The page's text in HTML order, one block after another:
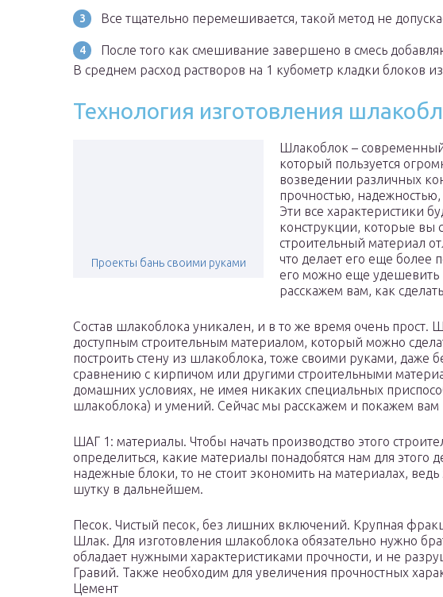
Все тщательно перемешивается, такой метод не
После того как смешивание завершено в смесь
В среднем расход растворов на 1 кубометр кладки блоков
Технология изготовления
Проекты бань своими руками
Шлакоблок –
который пользуется
возведении различных
прочностью, надежностью,
Эти все характеристики
конструкции, которые вы
строительный материал
что делает его еще более
его можно еще удешевить
расскажем вам, как
Состав шлакоблока уникален, и в то же время очень прост.
доступным строительным материалом, который можно
построить стену из шлакоблока, тоже своими руками, даже
сравнению с кирпичом или другими строительными
домашних условиях, не имея никаких специальных
шлакоблока) и умений. Сейчас мы расскажем и покажем вам
ШАГ 1: материалы. Чтобы начать производство этого
определиться, какие материалы понадобятся нам для этого
надежные блоки, то не стоит экономить на материалах,
шутку в дальнейшем.
Песок. Чистый песок, без лишних включений. Крупная
Шлак. Для изготовления шлакоблока обязательно нужно
обладает нужными характеристиками прочности, и не
Гравий. Также необходим для увеличения прочностных
Цемент